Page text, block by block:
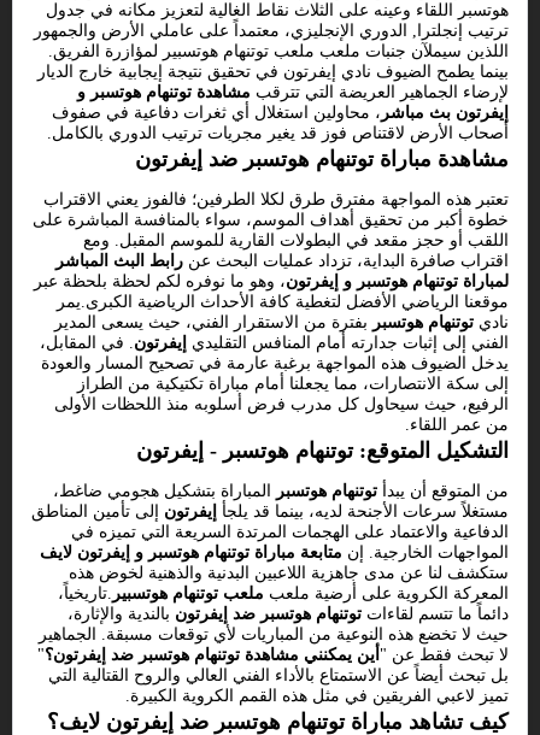
هوتسبر اللقاء وعينه على الثلاث نقاط الغالية لتعزيز مكانه في جدول
ترتيب إنجلترا, الدوري الإنجليزي، معتمداً على عاملي الأرض والجمهور
اللذين سيملآن جنبات ملعب ملعب توتنهام هوتسبير لمؤازرة الفريق.
بينما يطمح الضيوف نادي إيفرتون في تحقيق نتيجة إيجابية خارج الديار
لإرضاء الجماهير العريضة التي تترقب مشاهدة توتنهام هوتسبر و
إيفرتون بث مباشر ، محاولين استغلال أي ثغرات دفاعية في صفوف
أصحاب الأرض لاقتناص فوز قد يغير مجريات ترتيب الدوري بالكامل.
مشاهدة مباراة توتنهام هوتسبر ضد إيفرتون
تعتبر هذه المواجهة مفترق طرق لكلا الطرفين؛ فالفوز يعني الاقتراب
خطوة أكبر من تحقيق أهداف الموسم، سواء بالمنافسة المباشرة على
اللقب أو حجز مقعد في البطولات القارية للموسم المقبل. ومع
اقتراب صافرة البداية، تزداد عمليات البحث عن رابط البث المباشر
لمباراة توتنهام هوتسبر و إيفرتون، وهو ما نوفره لكم لحظة بلحظة عبر
موقعنا الرياضي الأفضل لتغطية كافة الأحداث الرياضية الكبرى.يمر
نادي توتنهام هوتسبر بفترة من الاستقرار الفني، حيث يسعى المدير
الفني إلى إثبات جدارته أمام المنافس التقليدي إيفرتون. في المقابل،
يدخل الضيوف هذه المواجهة برغبة عارمة في تصحيح المسار والعودة
إلى سكة الانتصارات، مما يجعلنا أمام مباراة تكتيكية من الطراز
الرفيع، حيث سيحاول كل مدرب فرض أسلوبه منذ اللحظات الأولى
من عمر اللقاء.
التشكيل المتوقع: توتنهام هوتسبر - إيفرتون
من المتوقع أن يبدأ توتنهام هوتسبر
المباراة بتشكيل هجومي ضاغط،
مستغلاً سرعات الأجنحة لديه، بينما قد يلجأ إيفرتون إلى تأمين المناطق
الدفاعية والاعتماد على الهجمات المرتدة السريعة التي تميزه في
المواجهات الخارجية. إن متابعة مباراة توتنهام هوتسبر و إيفرتون لايف
ستكشف لنا عن مدى جاهزية اللاعبين البدنية والذهنية لخوض هذه
المعركة الكروية على أرضية ملعب ملعب توتنهام هوتسبير .تاريخياً،
دائماً ما تتسم لقاءات توتنهام هوتسبر ضد إيفرتون بالندية والإثارة،
حيث لا تخضع هذه النوعية من المباريات لأي توقعات مسبقة. الجماهير
لا تبحث فقط عن " أين يمكنني مشاهدة توتنهام هوتسبر ضد إيفرتون؟"
بل تبحث أيضاً عن الاستمتاع بالأداء الفني العالي والروح القتالية التي
تميز لاعبي الفريقين في مثل هذه القمم الكروية الكبيرة.
كيف تشاهد مباراة توتنهام هوتسبر ضد إيفرتون لايف؟